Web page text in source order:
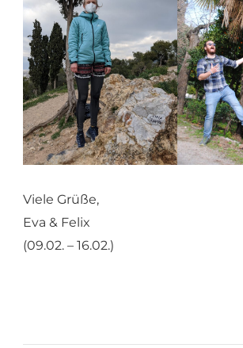
Viele Grüße,
Eva & Felix
(09.02. – 16.02.)